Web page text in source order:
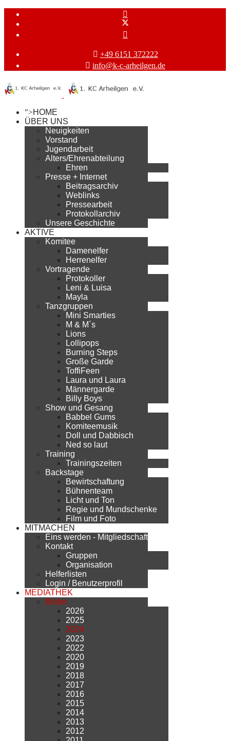
+49 6151 372222
info@k-c-arheilgen.de
">HOME
ÜBER UNS
Neuigkeiten
Vorstand
Jugendarbeit
Alters/Ehrenabteilung
Ehren
Presse + Internet
Beitragsarchiv
Weblinks
Pressearbeit
Protokollarchiv
Unsere Geschichte
AKTIVE
Komitee
Damenelfer
Herrenelfer
Vortragende
Protokoller
Leni & Luisa
Mayla
Tanzgruppen
Mini Smarties
M & M´s
Lions
Lollipops
Burning Steps
Große Garde
ToffiFeen
Laura und Laura
Männergarde
Billy Boys
Show und Gesang
Babbel Gums
Komiteemusik
Doll und Dabbisch
Ned so laut
Training
Trainingszeiten
Backstage
Bewirtschaftung
Bühnenteam
Licht und Ton
Regie und Mundschenke
Film und Foto
MITMACHEN
Eins werden - Mitgliedschaft
Kontakt
Gruppen
Organisation
Helferlisten
Login / Benutzerprofil
MEDIATHEK
Bilder
2026
2025
2024
2023
2022
2020
2019
2018
2017
2016
2015
2014
2013
2012